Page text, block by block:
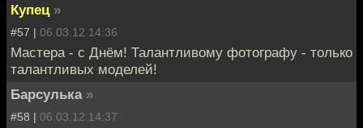
Купец »
#57 | 06.03.12 14:36
Мастера - с Днём! Талантливому фотографу - только
талантливых моделей!
Барсулька »
#58 | 06.03.12 14:37